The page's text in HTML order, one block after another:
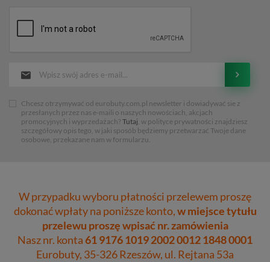
Chcesz otrzymywać od eurobuty.com.pl newsletter i dowiadywać sie z
przesłanych przez nas e-maili o naszych nowościach, akcjach
promocyjnych i wyprzedażach? Tutaj, w polityce prywatności znajdziesz
szczegółowy opis tego, w jaki sposób będziemy przetwarzać Twoje dane
osobowe, przekazane nam w formularzu.
W przypadku wyboru płatności przelewem proszę
dokonać wpłaty na poniższe konto,w miejsce tytułu
przelewu proszę wpisać nr. zamówienia
Nasz nr. konta61 9176 1019 2002 0012 1848 0001
Eurobuty, 35-326 Rzeszów, ul. Rejtana 53a